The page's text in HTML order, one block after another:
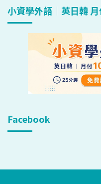
小資學外語｜英日韓
Facebook